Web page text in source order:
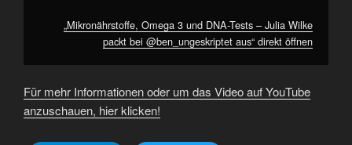
„Mikronährstoffe, Omega 3 und DNA-Tests – Julia Wilke
packt bei @ben_ungeskriptet aus“ direkt öffnen
Für mehr Informationen oder um das Video auf YouTube
anzuschauen, hier klicken!